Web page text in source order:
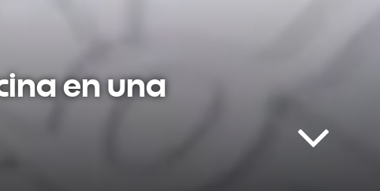
en una